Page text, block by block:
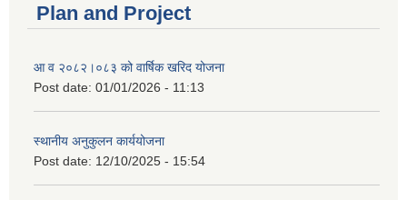
Plan and Project
आ व २०८२।०८३ को वार्षिक खरिद योजना
Post date: 01/01/2026 - 11:13
स्थानीय अनुकुलन कार्ययोजना
Post date: 12/10/2025 - 15:54